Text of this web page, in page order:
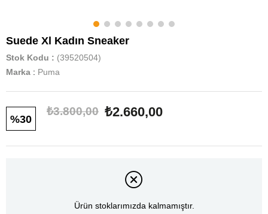
Suede Xl Kadın Sneaker
Stok Kodu
(39520504)
Marka : Puma
30
₺3.800,00 ₺2.660,00
Ürün stoklarımızda kalmamıştır.